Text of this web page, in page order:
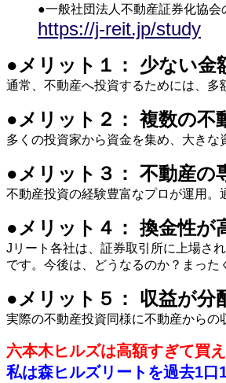
●一般社団法人不動産証券化協
https://j-reit.jp/study
●メリット１： 少ない金
通常、不動産へ投資するためには、多
●メリット２： 複数の不
多くの投資家から資金を集め、大きな
●メリット３： 不動産の
不動産投資の経験豊富なプロが運用。
●メリット４： 換金性が
Jリート各社は、証券取引所に上場さ
です。今後は、どうなるのか？まった
●メリット５： 収益が分
実際の不動産投資同様に不動産からの
六本木ヒルズは高額すぎて買
私は森ヒルズリートを過去1